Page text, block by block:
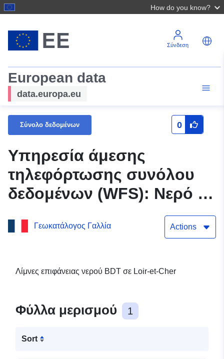
How do you know?
Σύνδεση
European data
data.europa.eu
Σύνολο δεδομένων 0
Υπηρεσία άμεσης
τηλεφόρτωσης συνόλου
δεδομένων (WFS): Νερό —
Νερό BDT λίμνες σε Loir-
et-Cher
Γεωκατάλογος Γαλλία Actions
Λίμνες επιφάνειας νερού BDT σε Loir-et-Cher
Φύλλα μερισμού 1
Sort